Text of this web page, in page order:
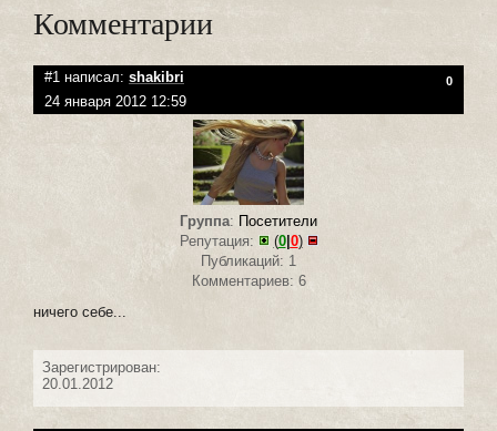
Комментарии
#1 написал: shakibri 0
24 января 2012 12:59
Группа: Посетители
Репутация:
(0| 0)
Публикаций: 1
Комментариев: 6
ничего себе...
Зарегистрирован:
20.01.2012